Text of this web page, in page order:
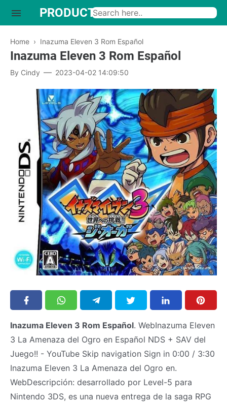
Home › Inazuma Eleven 3 Rom Español
Inazuma Eleven 3 Rom Español
By Cindy 2023-04-02 14:09:50
Inazuma Eleven 3 Rom Español. WebInazuma Eleven
3 La Amenaza del Ogro en Español NDS + SAV del
Juego!! - YouTube Skip navigation Sign in 0:00 / 3:30
Inazuma Eleven 3 La Amenaza del Ogro en.
WebDescripción: desarrollado por Level-5 para
Nintendo 3DS, es una nueva entrega de la saga RPG